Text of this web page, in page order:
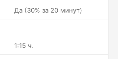
Да (30% за 20 минут)
1:15 ч.